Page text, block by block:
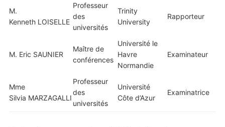
M.
Kenneth LOISELLE
Professeur
des
universités
Trinity
University
Rapporteur
M. Eric SAUNIER
Maître de
conférences
Université le
Havre
Normandie
Examinateur
Mme
Silvia MARZAGALLI
Professeur
des
universités
Université
Côte d’Azur
Examinatrice